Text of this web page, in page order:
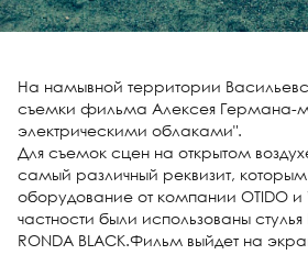
На намывной территории
съемки фильма Алексея Германа-
электрическими облаками".
Для съемок сцен на открытом
самый различный реквизит, которым
оборудование от компании OTIDO и
частности были использованы стулья
RONDA BLACK.Фильм выйдет на